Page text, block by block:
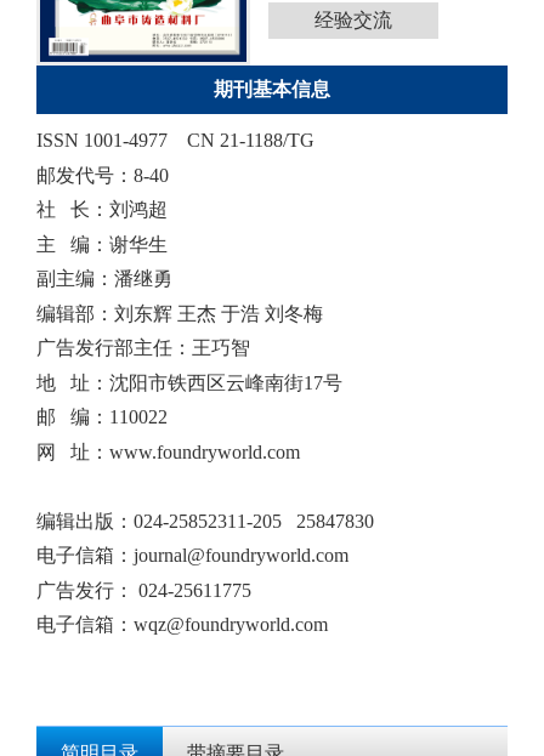
经验交流
期刊基本信息
ISSN 1001-4977 CN 21-1188/TG
邮发代号：8-40
社 长：刘鸿超
主 编：谢华生
副主编：潘继勇
编辑部：刘东辉 王杰 于浩 刘冬梅
广告发行部主任：王巧智
地 址：沈阳市铁西区云峰南街17号
邮 编：110022
网 址：www.foundryworld.com
编辑出版 ： 024-25852311-205 25847830
电子信箱： journal@foundryworld.com
广告发行：
024-25611775
电子信箱： wqz@foundryworld.com